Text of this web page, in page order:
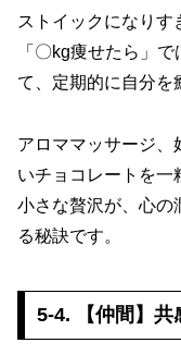
ストイックになりす
「〇kg痩せたら」
て、定期的に自分を
アロママッサージ、
いチョコレートを
小さな贅沢が、心の
る秘訣です。
5-4. 【仲間】共